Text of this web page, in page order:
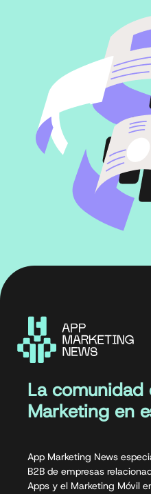
La comunidad
Marketing en
App Marketing News
B2B de empresas
Apps y el Marketing Móvil